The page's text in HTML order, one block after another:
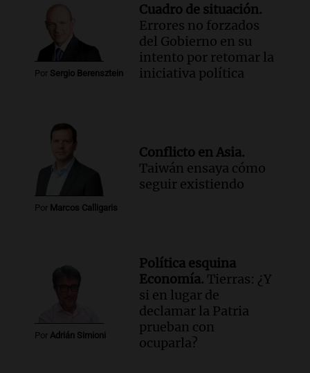
Por Sergio Berensztein
Cuadro de situación.
Errores no forzados
del Gobierno en su
intento por retomar la
iniciativa política
Por Marcos Calligaris
Conflicto en Asia.
Taiwán ensaya cómo
seguir existiendo
Por Adrián Simioni
Política esquina
Economía. Tierras: ¿Y
si en lugar de
declamar la Patria
prueban con
ocuparla?